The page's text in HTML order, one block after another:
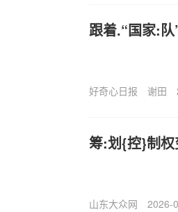
跟着.“国家:
好奇心日报 谢田
筹:划{控}制权
山东大众网 2026-